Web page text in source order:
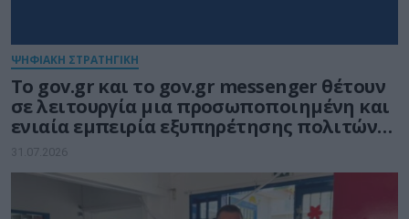
ΨΗΦΙΑΚΗ ΣΤΡΑΤΗΓΙΚΗ
Το gov.gr και το gov.gr messenger θέτουν
σε λειτουργία μια προσωποποιημένη και
ενιαία εμπειρία εξυπηρέτησης πολιτών
και επιχειρήσεων
31.07.2026